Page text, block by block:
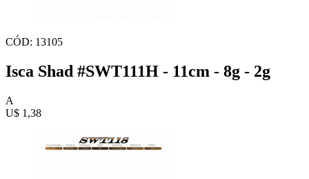
CÓD: 13105
Isca Shad #SWT111H - 11cm - 8g - 2g
A
U$ 1,38